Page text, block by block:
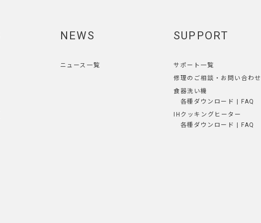
NEWS
ニュース一覧
SUPPORT
サポート一覧
修理のご相談 ・ お問い合わせ
食器洗い機
各種ダウンロード
FAQ
IHクッキングヒーター
各種ダウンロード
FAQ